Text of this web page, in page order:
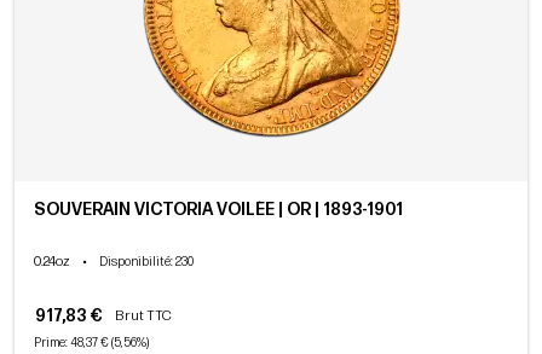
SOUVERAIN VICTORIA VOILÉE | OR | 1893-1901
0.24oz • Disponibilité: 230
917,83 € Brut TTC
Prime: 48,37 € (5,56%)